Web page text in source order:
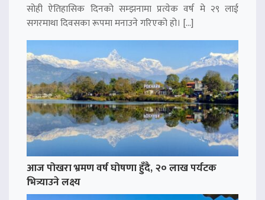
सोही ऐतिहासिक दिनको सम्झनामा प्रत्येक वर्ष मे २९ लाई
सगरमाथा दिवसका रूपमा मनाउने गरिएको हो। […]
आज पोखरा भ्रमण वर्ष घोषणा हुँदै, २० लाख पर्यटक
भित्र्याउने लक्ष्य